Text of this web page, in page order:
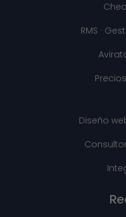
RMS ·
Diseño